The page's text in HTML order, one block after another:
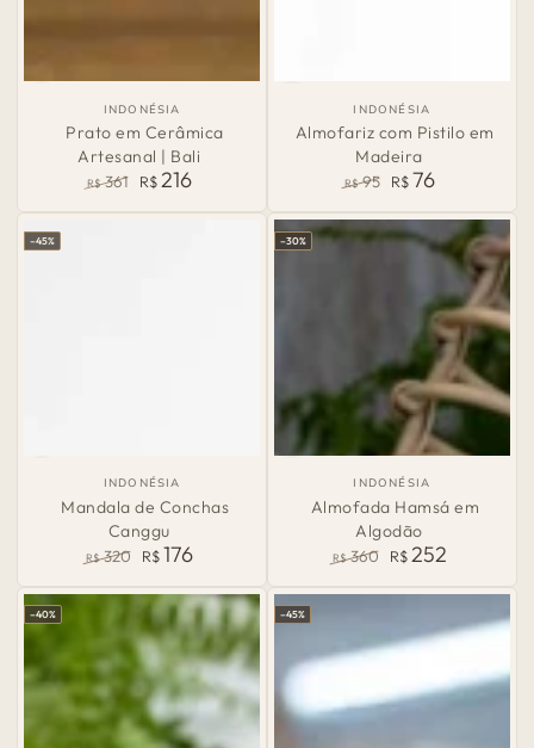
País
de
Origem:
INDONÉSIA
Prato em Cerâmica
Artesanal | Bali
R$ 361 R$ 216
País
de
Origem:
INDONÉSIA
Almofariz com Pistilo em
Madeira
normal
R$ 95
de
venda
R$76
País
de
INDONÉSIA
Mandala de Conchas
Canggu
normal
R$ 320
de
venda
R$ 176
–45%
País
de
Origem:
INDONÉSIA
Almofada Hamsá em
Algodão
normal
R$ 360
de
R$252
–30%
–40% –45%